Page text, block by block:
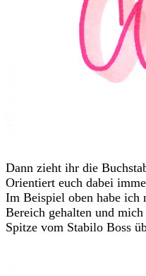
Dann zieht ihr die
Orientiert euch dabei
Im Beispiel oben habe ich
Bereich gehalten und
Spitze vom Stabilo Boss